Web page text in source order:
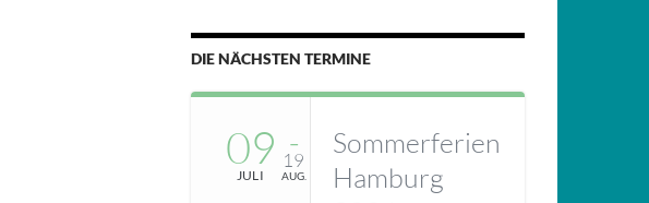
DIE NÄCHSTEN TERMINE
09
JULI
–
19
AUG.
Sommerferien
Hamburg